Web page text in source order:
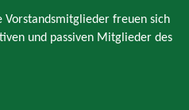
Vorstandsmitglieder freuen sich
und passiven Mitglieder des